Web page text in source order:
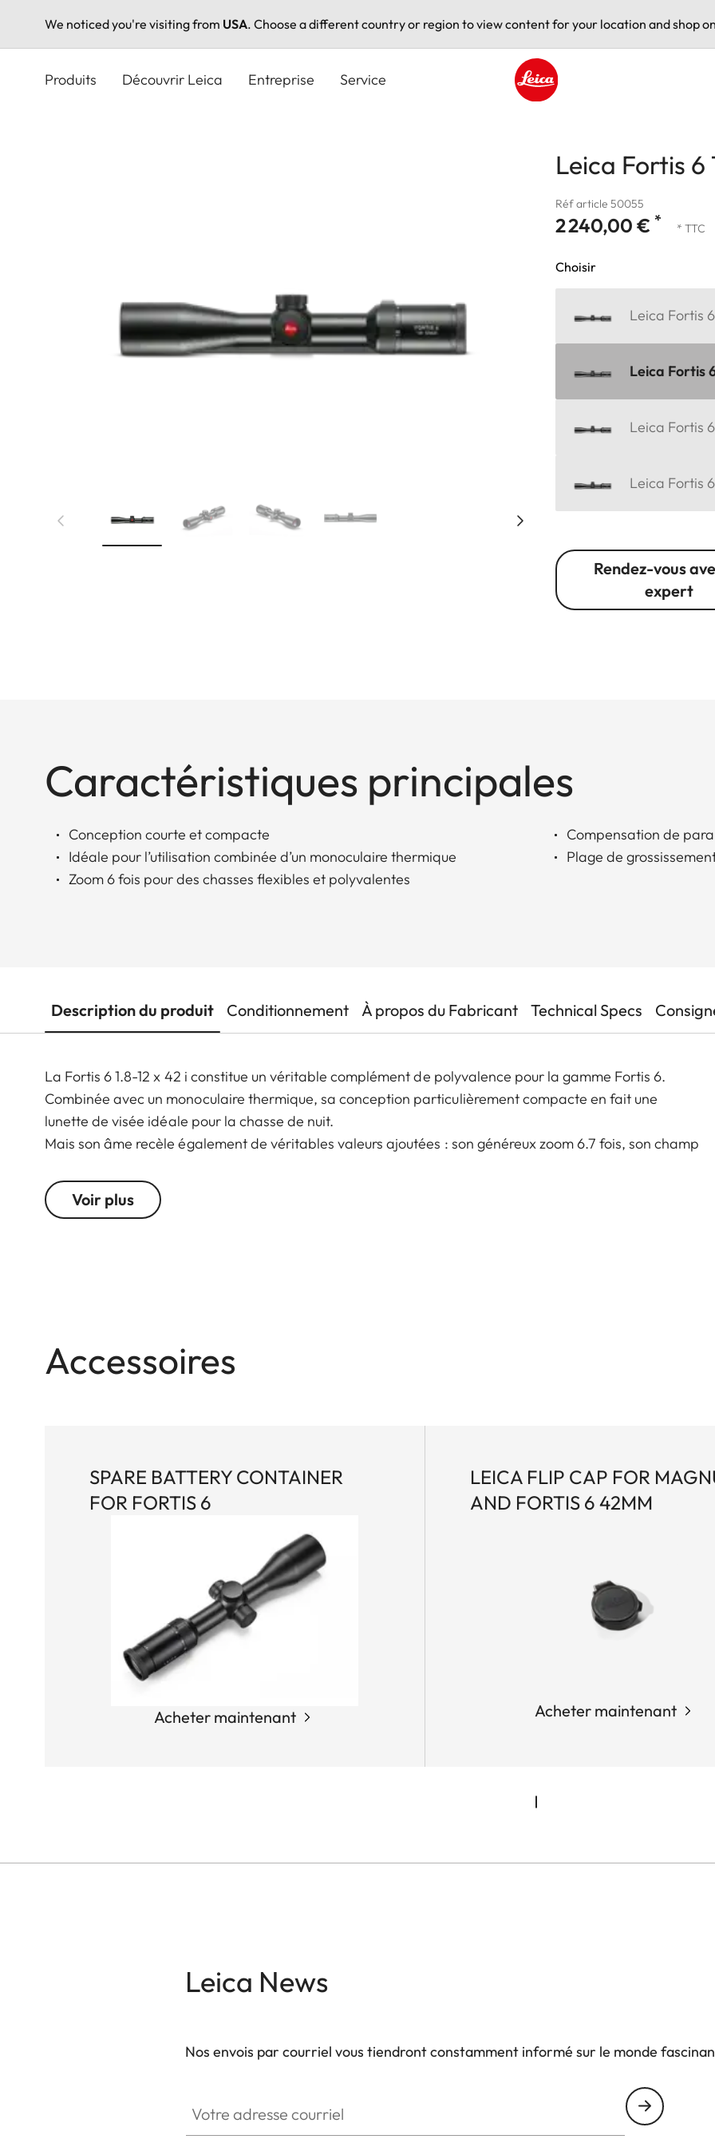
We noticed you're visiting from USA. Choose a different country or region to view content for your location and shop
Produits Découvrir Leica Entreprise Service
Leica Fortis 6
Réf article 50055
2 240,00 € * * TTC
Choisir
Leica Fortis
Leica Fortis
Leica Fortis
Leica Fortis
Rendez-vous
expert
Caractéristiques principales
Conception courte et compacte
Idéale pour l’utilisation combinée d’un monoculaire thermique
Zoom 6 fois pour des chasses flexibles et polyvalentes
Compensation de
Plage de
Description du produit Conditionnement À propos du Fabricant Technical Specs
La Fortis 6 1.8-12 x 42 i constitue un véritable complément de polyvalence pour la gamme Fortis 6.
Combinée avec un monoculaire thermique, sa conception particulièrement compacte en fait une
lunette de visée idéale pour la chasse de nuit.
Mais son âme recèle également de véritables valeurs ajoutées : son généreux zoom 6.7 fois, son champ
Sa pupille de sortie surdimensionnée et sa compensation de parallaxe, assurent une prise de visée
sécurisée. Que ce soit à l’approche, en chasse collective ou en montagne – la Fortis 6 1.8-12 x 42 i joue
Voir plus
Accessoires
SPARE BATTERY CONTAINER
FOR FORTIS 6
Acheter maintenant
LEICA FLIP CAP FOR
AND FORTIS 6 42MM
Acheter maintenant
Leica News
Nos envois par courriel vous tiendront constamment informé sur le monde